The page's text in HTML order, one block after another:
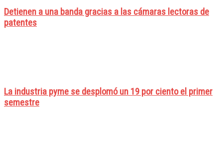
Detienen a una banda gracias a las cámaras lectoras de
patentes
La industria pyme se desplomó un 19 por ciento el primer
semestre